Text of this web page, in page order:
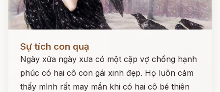
Sự tích con quạ
Ngày xửa ngày xưa có một cặp vợ chồng hạnh
phúc có hai cô con gái xinh đẹp. Họ luôn cảm
thấy mình rất may mắn khi có hai cô bé thiên